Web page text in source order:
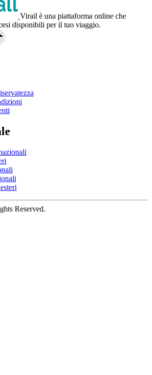
Virail è una piattaforma online che
disponibili per il tuo viaggio.
Reserved.